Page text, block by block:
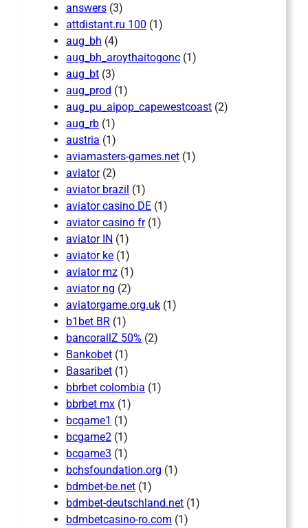
answers (3)
attdistant.ru 100 (1)
aug_bh (4)
aug_bh_aroythaitogonc (1)
aug_bt (3)
aug_prod (1)
aug_pu_aipop_capewestcoast (2)
aug_rb (1)
austria (1)
aviamasters-games.net (1)
aviator(2)
aviator brazil (1)
aviator casino DE (1)
aviator casino fr(1)
aviator IN (1)
aviator ke (1)
aviator mz (1)
aviator ng (2)
aviatorgame.org.uk (1)
b1bet BR (1)
bancorallZ 50% (2)
Bankobet (1)
Basaribet (1)
bbrbet colombia (1)
bbrbet mx (1)
bcgame1 (1)
bcgame2 (1)
bcgame3 (1)
bchsfoundation.org (1)
bdmbet-be.net (1)
bdmbet-deutschland.net (1)
bdmbetcasino-ro.com (1)